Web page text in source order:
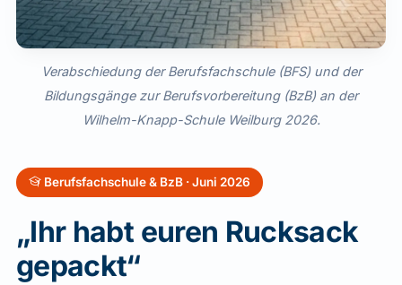
Verabschiedung der Berufsfachschule (BFS) und der
Bildungsgänge zur Berufsvorbereitung (BzB) an der
Wilhelm-Knapp-Schule Weilburg 2026.
Berufsfachschule & BzB · Juni 2026
„Ihr habt euren Rucksack
gepackt“